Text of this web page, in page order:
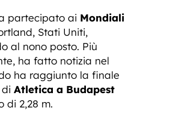
partecipato ai Mondiali
Stati Uniti,
al nono posto. Più
ha fatto notizia nel
ha raggiunto la finale
Atletica a Budapest
di 2,28 m.